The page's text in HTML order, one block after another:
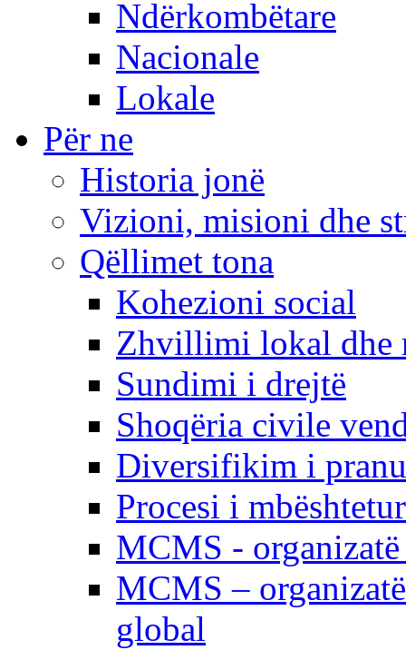
Ndërkombëtare
Nacionale
Lokale
Për ne
Historia jonë
Vizioni, misioni dhe
Qëllimet tona
Kohezioni social
Zhvillimi lokal dhe
Sundimi i drejtë
Shoqëria civile
Diversifikim i
Procesi i
MCMS -
MCMS –
global